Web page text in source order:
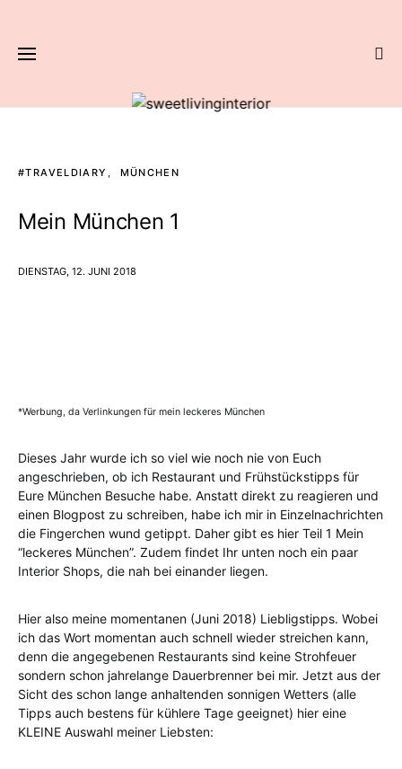
#TRAVELDIARY MÜNCHEN
Mein München 1
DIENSTAG, 12. JUNI 2018
*Werbung, da Verlinkungen für mein leckeres München
Dieses Jahr wurde ich so viel wie noch nie von Euch
angeschrieben, ob ich Restaurant und Frühstückstipps für
Eure München Besuche habe. Anstatt direkt zu reagieren und
einen Blogpost zu schreiben, habe ich mir in Einzelnachrichten
die Fingerchen wund getippt. Daher gibt es hier Teil 1 Mein
“leckeres München”. Zudem findet Ihr unten noch ein paar
Interior Shops, die nah bei einander liegen.
Hier also meine momentanen (Juni 2018) Liebligstipps. Wobei
ich das Wort momentan auch schnell wieder streichen kann,
denn die angegebenen Restaurants sind keine Strohfeuer
sondern schon jahrelange Dauerbrenner bei mir. Jetzt aus der
Sicht des schon lange anhaltenden sonnigen Wetters (alle
Tipps auch bestens für kühlere Tage geeignet) hier eine
KLEINE Auswahl meiner Liebsten: